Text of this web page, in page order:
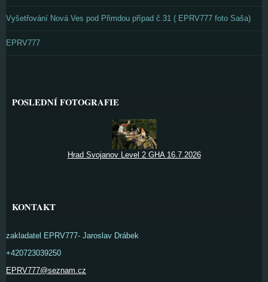
Vyšetřování Nová Ves pod Přimdou případ č.31 ( EPRV777 foto Saša)
EPRV777
POSLEDNÍ FOTOGRAFIE
Hrad Svojanov Level 2 GHA 16.7.2026
KONTAKT
zakladatel EPRV777- Jaroslav Drábek
+420723039250
EPRV777@seznam.cz